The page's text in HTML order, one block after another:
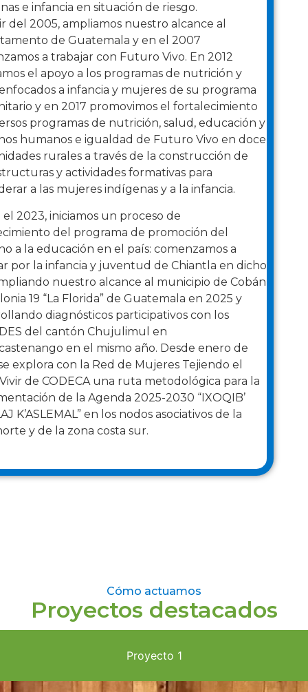
e infancia en situación de riesgo.
del 2005, ampliamos nuestro alcance al
de Guatemala y en el 2007
a trabajar con Futuro Vivo. En 2012
el apoyo a los programas de nutrición y
a infancia y mujeres de su programa
y en 2017 promovimos el fortalecimiento
programas de nutrición, salud, educación y
humanos e igualdad de Futuro Vivo en doce
rurales a través de la construcción de
y actividades formativas para
a las mujeres indígenas y a la infancia.
el 2023, iniciamos un proceso de
del programa de promoción del
a la educación en el país: comenzamos a
por la infancia y juventud de Chiantla en dicho
nuestro alcance al municipio de Cobán
19 “La Florida” de Guatemala en 2025 y
diagnósticos participativos con los
del cantón Chujulimul en
en el mismo año. Desde enero de
explora con la Red de Mujeres Tejiendo el
de CODECA una ruta metodológica para la
de la Agenda 2025-2030 “IXOQIB’
K’ASLEMAL” en los nodos asociativos de la
y de la zona costa sur.
Cómo actuamos
Proyectos destacados
Proyecto 1